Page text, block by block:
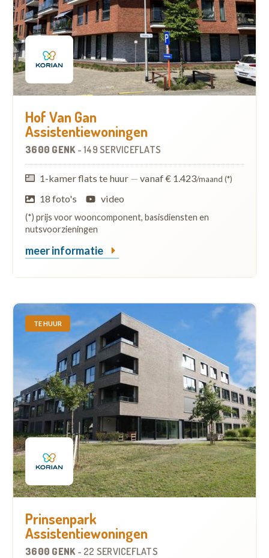
Hof Van Gan
Assistentiewoningen
3600 GENK - 149 SERVICEFLATS
1-kamer flats te huur — vanaf € 1.423/maand (*)
18 foto's video
(*) prijs voor wooncomponent, basisdiensten en
nutsvoorzieningen
meer informatie
TE HUUR
Prinsenpark
Assistentiewoningen
3600 GENK - 22 SERVICEFLATS